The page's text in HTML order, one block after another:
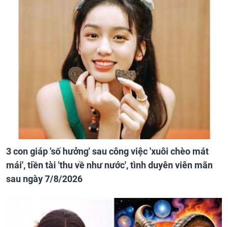
3 con giáp 'số hưởng' sau công việc 'xuôi chèo mát
mái', tiền tài 'thu về như nước', tình duyên viên mãn
sau ngày 7/8/2026